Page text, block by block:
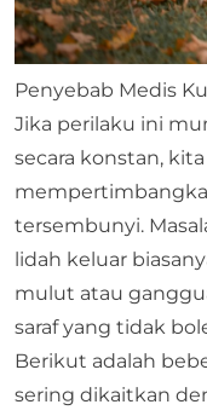
Penyebab Medis
Jika perilaku ini
secara konstan,
tersembunyi.
lidah keluar
mulut atau
saraf yang tidak
Berikut adalah
sering dikaitkan